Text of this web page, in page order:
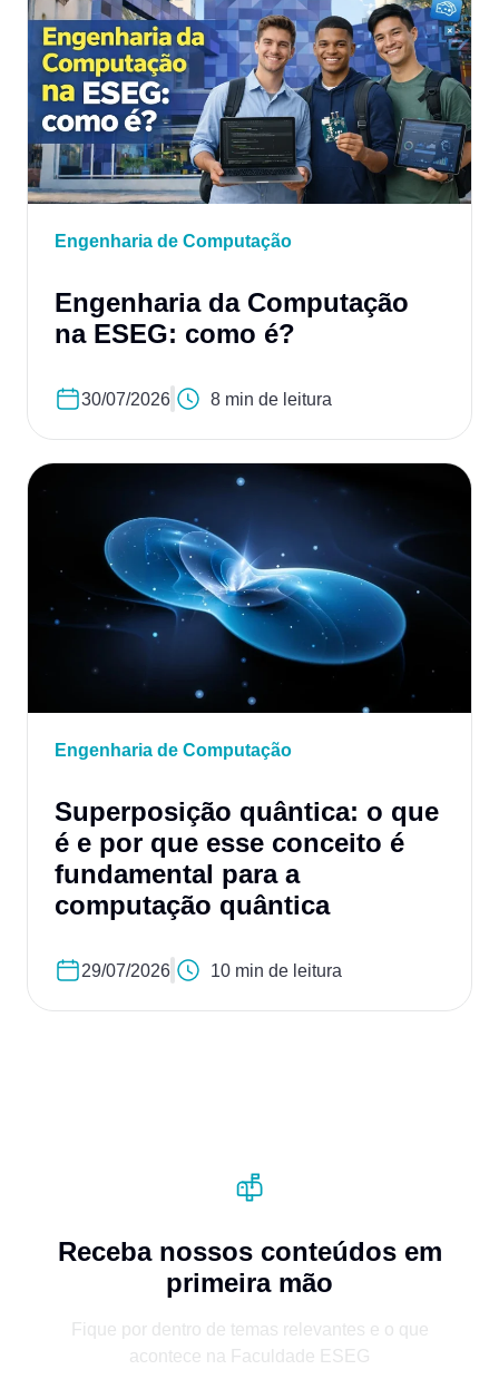
Engenharia de Computação
Engenharia da Computação
na ESEG: como é?
30/07/2026 8 min de leitura
Engenharia de Computação
Superposição quântica: o que
é e por que esse conceito é
fundamental para a
computação quântica
29/07/2026 10 min de leitura
Receba nossos conteúdos em
primeira mão
Fique por dentro de temas relevantes e o que
acontece na Faculdade ESEG